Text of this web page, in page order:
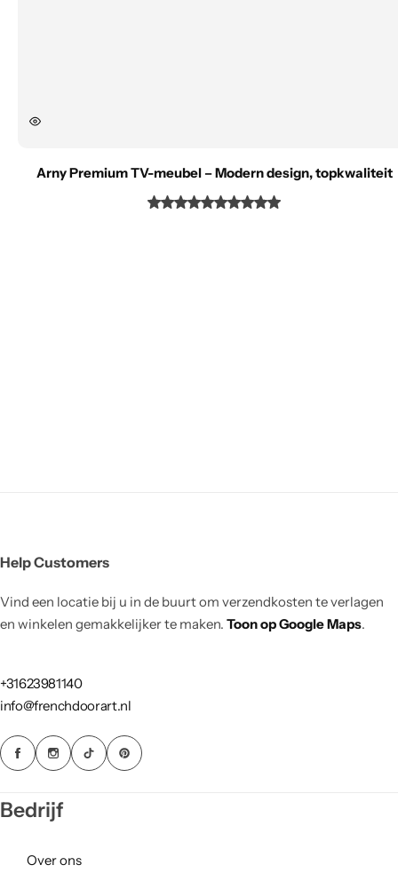
Arny Premium TV-meubel – Modern design, topkwaliteit
Help Customers
Vind een locatie bij u in de buurt om verzendkosten te verlagen
en winkelen gemakkelijker te maken. Toon op Google Maps.
+31623981140
info@frenchdoorart.nl
Bedrijf
Over ons